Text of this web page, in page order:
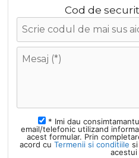
Cod de
* Imi dau
email/telefonic utilizand
acest formular. Prin
acord cu Termenii si conditiile si
acestui